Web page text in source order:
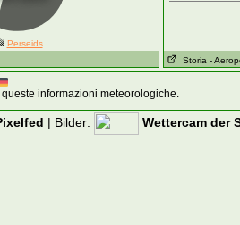
Perseids
Storia -
informazioni meteorologiche.
| Bilder: Wettercam der